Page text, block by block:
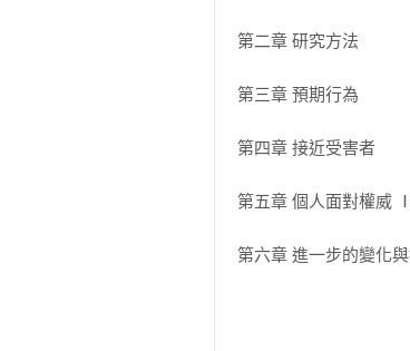
．你絕對要繼續進行。
只有1%、頂多10%的
◎結果
．所有受試者都出現不
第二章 研究方法
第三章 預期行為
第四章 接近受害者
第五章 個人面對權威 Ⅰ
第六章 進一步的變化與